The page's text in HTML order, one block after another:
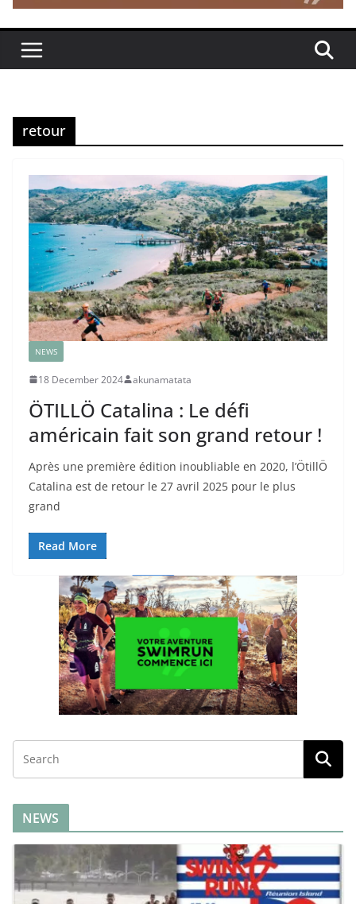
retour
NEWS
18 December 2024 akunamatata
ÖTILLÖ Catalina : Le défi
américain fait son grand retour !
Après une première édition inoubliable en 2020, l’ÖtillÖ
Catalina est de retour le 27 avril 2025 pour le plus
grand
Read More
NEWS